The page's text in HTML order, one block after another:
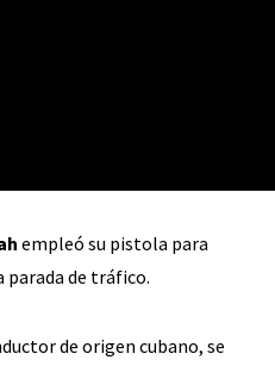
empleó su pistola para
parada de tráfico.
de origen cubano, se